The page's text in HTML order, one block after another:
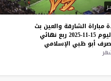
مباراة الشارقة والعين بث
15-11-2025 ربع نهائي
أبو ظبي الإسلامي